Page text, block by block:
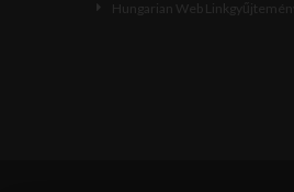
Hungarian Web Linkgyűjtemény